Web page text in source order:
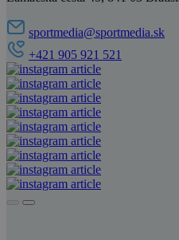
sportmedia@sportmedia.sk
+421 905 921 521